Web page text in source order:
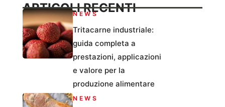
ARTICOLI RECENTI
NEWS
Tritacarne industriale:
guida completa a
prestazioni, applicazioni
e valore per la
produzione alimentare
NEWS